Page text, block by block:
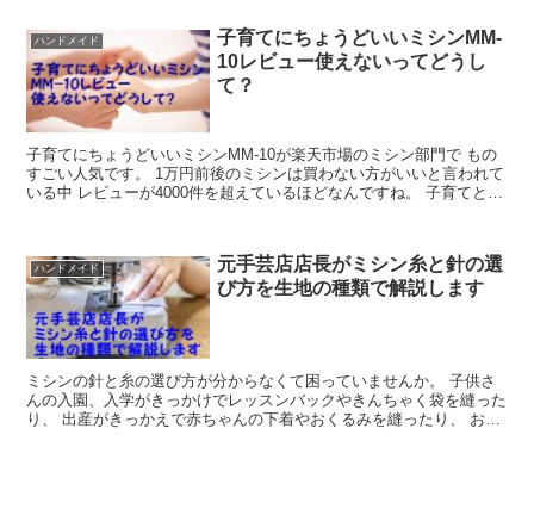
ハンドメイド
子育てにちょうどいいミシンMM-
10レビュー使えないってどうし
て？
子育てにちょうどいいミシンMM-10が楽天市場のミシン部門で もの
すごい人気です。 1万円前後のミシンは買わない方がいいと言われて
いる中 レビューが4000件を超えているほどなんですね。 子育てとい
ハンドメイド
元手芸店店長がミシン糸と針の選
び方を生地の種類で解説します
ミシンの針と糸の選び方が分からなくて困っていませんか。 子供さ
んの入園、入学がきっかけでレッスンバックやきんちゃく袋を縫った
り、 出産がきっかえで赤ちゃんの下着やおくるみを縫ったり、 お気